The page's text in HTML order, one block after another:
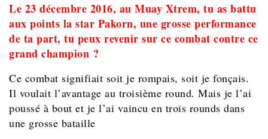
Le 23 décembre 2016, au Muay Xtrem, tu as battu
aux points la star Pakorn, une grosse performance
de ta part, tu peux revenir sur ce combat contre ce
grand champion ?
Ce combat signifiait soit je rompais, soit je fonçais.
Il voulait l’avantage au troisième round. Mais je l’ai
poussé à bout et je l’ai vaincu en trois rounds dans
une grosse bataille